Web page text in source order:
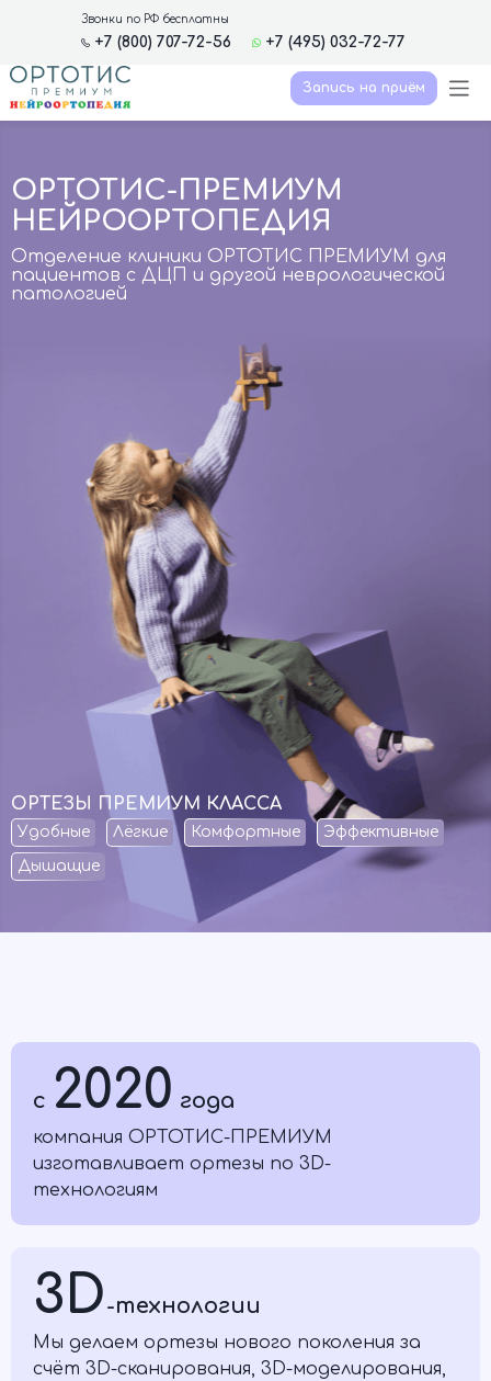
Звонки по РФ бесплатны
+7 (800) 707-72-56 +7 (495) 032-72-77
Запись на приём
ОРТОТИС-ПРЕМИУМ
НЕЙРООРТОПЕДИЯ
Отделение клиники ОРТОТИС ПРЕМИУМ для
пациентов с ДЦП и другой неврологической
патологией
ОРТЕЗЫ ПРЕМИУМ КЛАССА
Удобные Лёгкие Комфортные Эффективные
Дышащие
c 2020 года
компания ОРТОТИС-ПРЕМИУМ
изготавливает ортезы по 3D-
технологиям
3D-технологии
Мы делаем ортезы нового поколения за
счёт 3D-сканирования, 3D-моделирования,